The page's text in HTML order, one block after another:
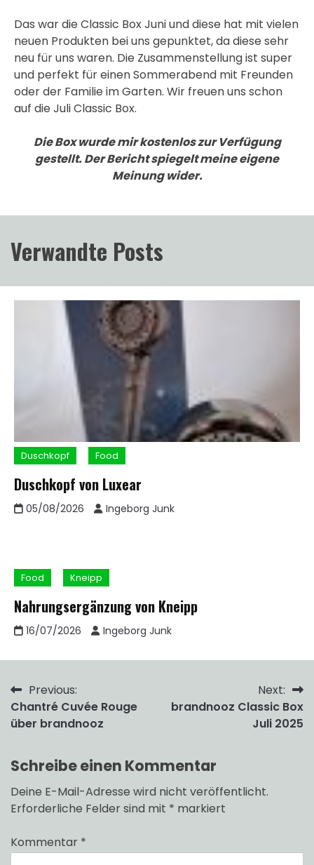
Das war die Classic Box Juni und diese hat mit vielen
neuen Produkten bei uns gepunktet, da diese sehr
neu für uns waren. Die Zusammenstellung ist super
und perfekt für einen Sommerabend mit Freunden
oder der Familie im Garten. Wir freuen uns schon
auf die Juli Classic Box.
Die Box wurde mir kostenlos zur Verfügung
gestellt. Der Bericht spiegelt meine eigene
Meinung wider.
Verwandte Posts
Duschkopf Food
Duschkopf von Luxear
05/08/2026 Ingeborg Junk
Food Kneipp
Nahrungsergänzung von Kneipp
16/07/2026 Ingeborg Junk
Beitragsnavigation
Previous:
Chantré Cuvée Rouge
über brandnooz
Next:
brandnooz Classic Box
Juli 2025
Schreibe einen Kommentar
Deine E-Mail-Adresse wird nicht veröffentlicht.
Erforderliche Felder sind mit * markiert
Kommentar *